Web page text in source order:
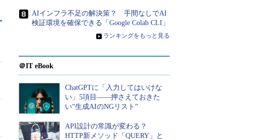
AIインフラ不足の解決策？ 手間なしでAI
検証環境を確保できる「Google Colab CLI」
» ランキングをもっと見る
＠IT eBook
ChatGPTに「入力してはいけな
い」5項目――押さえておきた
い“生成AIのNGリスト”
API設計の常識が変わる？
HTTP新メソッド「QUERY」と